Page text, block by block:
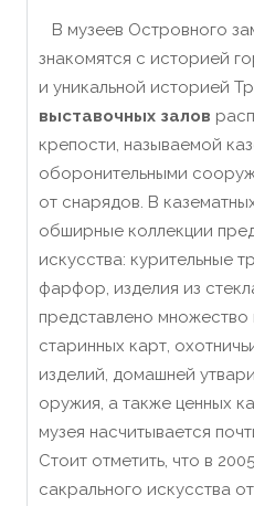
В музеев Островного
знакомятся с историей
и уникальной историей
выставочных залов
крепости, называемой
оборонительными
от снарядов. В
обширные коллекции
искусства: курительные
фарфор, изделия из
представлено множество
старинных карт,
изделий, домашней
оружия, а также ценных
музея насчитывается
Стоит отметить, что в
сакрального искусства